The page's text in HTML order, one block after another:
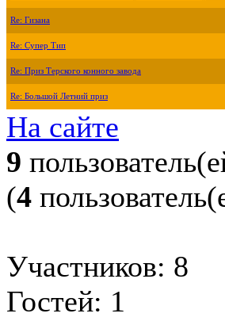
Re: Гизана
Re: Супер Тип
Re: Приз Терского конного завода
Re: Большой Летний приз
На сайте
9
(4
Участников: 8
Гостей: 1